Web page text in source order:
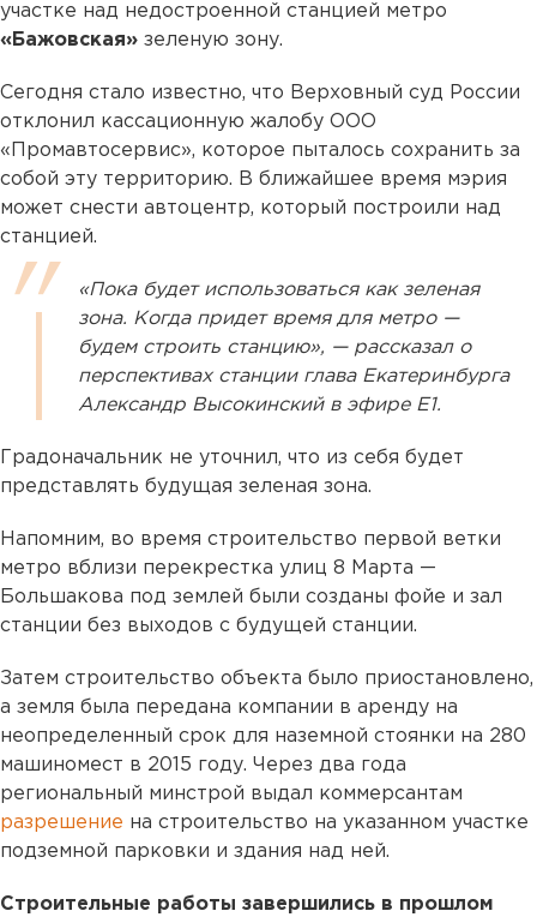
участке над недостроенной станцией метро
«Бажовская» зеленую зону.
Сегодня стало известно, что Верховный суд России
отклонил кассационную жалобу ООО
«Промавтосервис», которое пыталось сохранить за
собой эту территорию. В ближайшее время мэрия
может снести автоцентр, который построили над
станцией.
«Пока будет использоваться как зеленая
зона. Когда придет время для метро —
будем строить станцию», — рассказал о
перспективах станции глава Екатеринбурга
Александр Высокинский в эфире Е1.
Градоначальник не уточнил, что из себя будет
представлять будущая зеленая зона.
Напомним, во время строительство первой ветки
метро вблизи перекрестка улиц 8 Марта —
Большакова под землей были созданы фойе и зал
станции без выходов с будущей станции.
Затем строительство объекта было приостановлено,
а земля была передана компании в аренду на
неопределенный срок для наземной стоянки на 280
машиномест в 2015 году. Через два года
региональный минстрой выдал коммерсантам
разрешение на строительство на указанном участке
подземной парковки и здания над ней.
Строительные работы завершились в прошлом